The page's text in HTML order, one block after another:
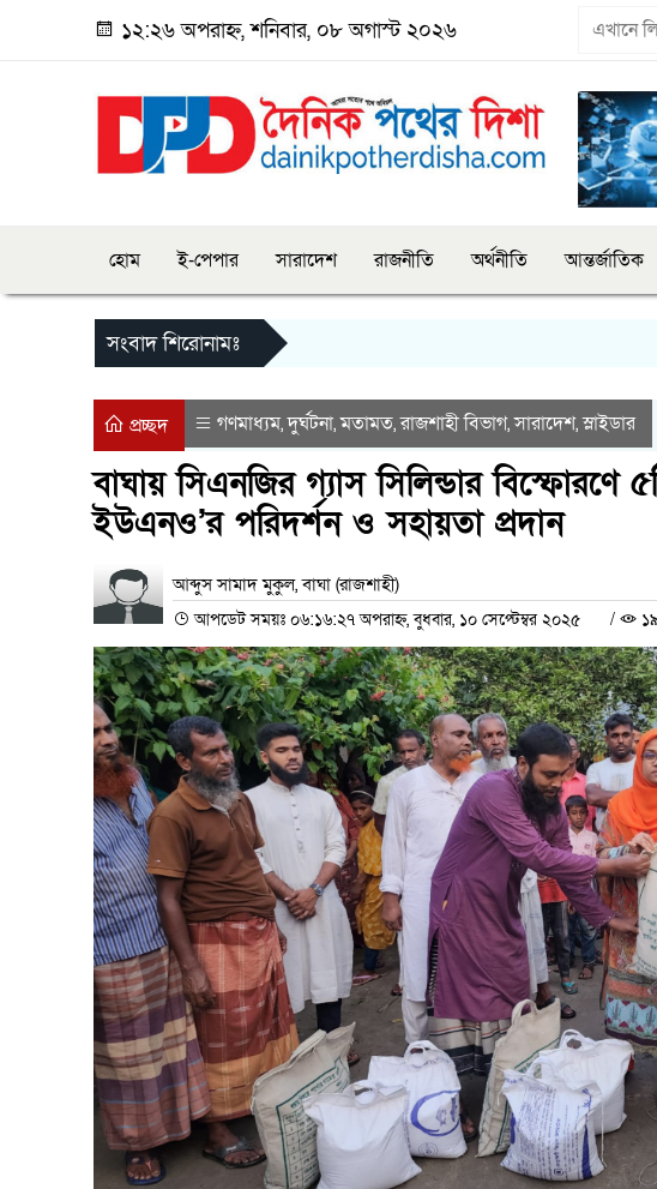
১২:২৬ অপরাহ্ন, শনিবার, ০৮ অগাস্ট ২০২৬
হোম ই-পেপার সারাদেশ রাজনীতি অর্থনীতি আন্তর্জাতিক
সংবাদ শিরোনামঃ
প্রচ্ছদ গণমাধ্যম,দুর্ঘটনা,মতামত,রাজশাহী বিভাগ,সারাদেশ,স্লাইডার
বাঘায় সিএনজির গ্যাস সিলিন্ডার
ইউএনও’র পরিদর্শন ও সহায়তা প্রদান
আব্দুস সামাদ মুকুল, বাঘা (রাজশাহী)
আপডেট সময়ঃ ০৬:১৬:২৭ অপরাহ্ন, বুধবার, ১০ সেপ্টেম্বর ২০২৫ /